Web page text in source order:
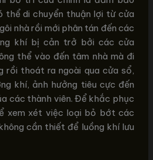
thể di chuyển thuận lợi từ cửa
nhà rồi mới phân tán đến các
khí bị cản trở bởi các cửa
thể vào đến tâm nhà mà đi
rồi thoát ra ngoài qua cửa sổ,
khí, ảnh hưởng tiêu cực đến
các thành viên. Để khắc phục
xem xét việc loại bỏ bớt các
cần thiết để luồng khí lưu